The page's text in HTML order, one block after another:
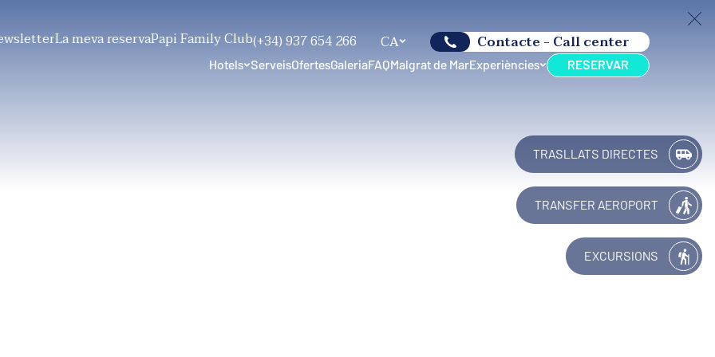
La meva reservaPapi Family Club(+34) 937 654 266 CA Contacte - Call center
Hotels ServeisOfertesGaleriaFAQMalgrat de MarExperiències RESERVAR
TRASLLATS DIRECTES
EXCURSIONS
TRANSFER AEROPORT